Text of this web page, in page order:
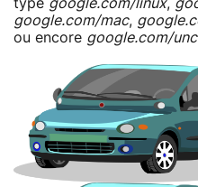
type google.com/linux,
google.com/mac,
ou encore google.com/